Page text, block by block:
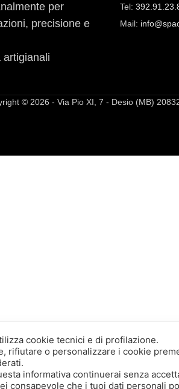
per
precisione e
artigianali
Tel:
Mail:
© 2026 - Via Pio XI, 7 - Desio (MB)
cookie tecnici e di profilazione.
rifiutare o personalizzare i cookie
informativa continuerai senza
consapevole che i tuoi dati personali